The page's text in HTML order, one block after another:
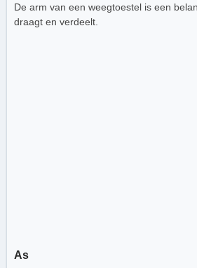
De arm van een weegtoestel is een
draagt en verdeelt.
As